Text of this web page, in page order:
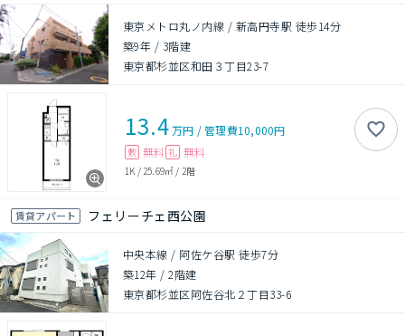
東京メトロ丸ノ内線 / 新高円寺駅 徒歩14分
築9年 / 3階建
東京都杉並区和田３丁目23-7
13.4万円 /管理費10,000円
敷 無料 礼 無料
1K / 25.69㎡ / 2階
賃貸アパート フェリーチェ西公園
中央本線 / 阿佐ケ谷駅 徒歩7分
築12年 /2階建
東京都杉並区阿佐谷北２丁目33-6